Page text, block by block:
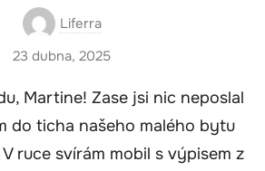
Liferra
23 dubna, 2025
Martine! Zase jsi nic neposlal
do ticha našeho malého bytu
ruce svírám mobil s výpisem z